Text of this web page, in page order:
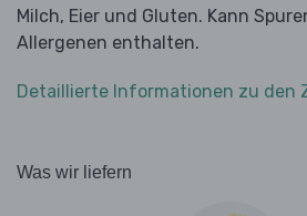
Milch, Eier und Gluten. Kann
Allergenen enthalten.
Detaillierte Informationen zu den
Was wir liefern